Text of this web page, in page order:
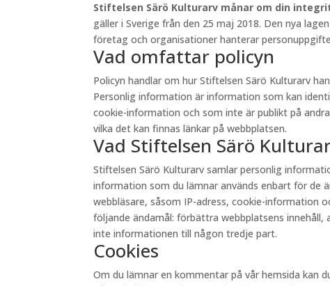
Stiftelsen Särö Kulturarv månar om din
gäller i Sverige från den 25 maj 2018. Den nya
företag och organisationer hanterar
Vad omfattar policyn
Policyn handlar om hur Stiftelsen Särö Kulturarv
Personlig information är information som kan
cookie-information och som inte är publikt på
vilka det kan finnas länkar på webbplatsen.
Vad Stiftelsen Särö
Stiftelsen Särö Kulturarv samlar personlig
information som du lämnar används enbart för
webbläsare, såsom IP-adress, cookie-information
följande ändamål: förbättra webbplatsens
inte informationen till någon tredje part.
Cookies
Om du lämnar en kommentar på vår hemsida